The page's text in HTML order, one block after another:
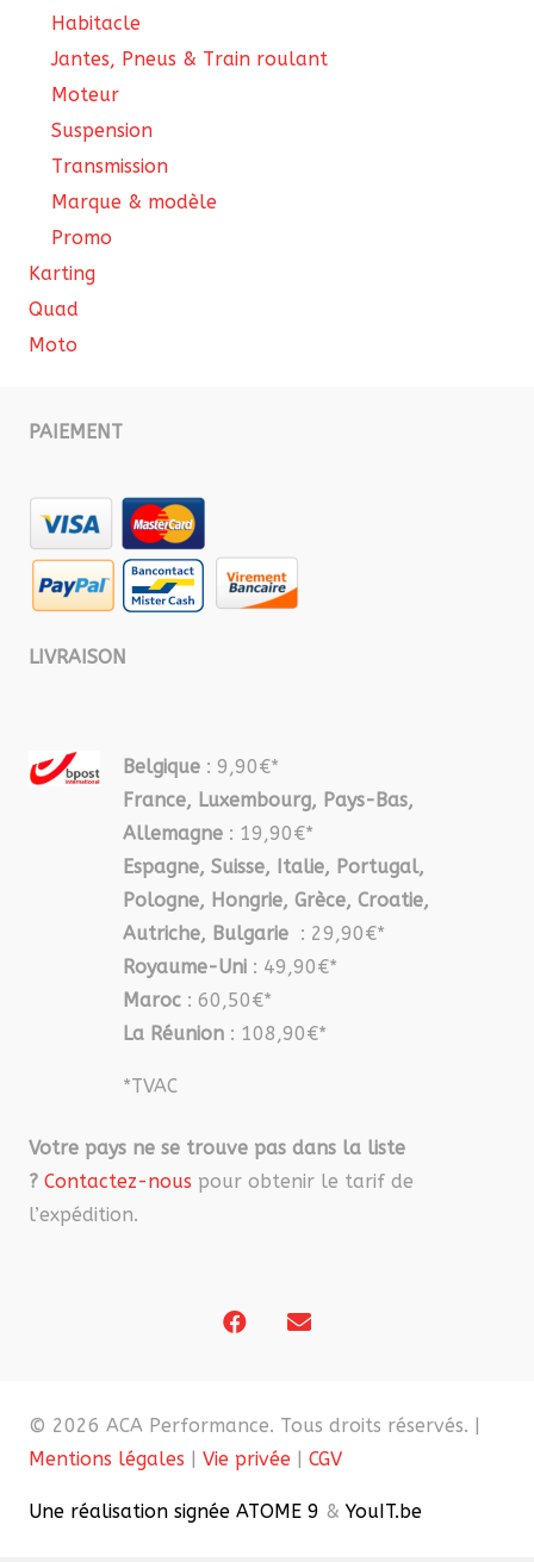
Habitacle
Jantes, Pneus & Train roulant
Moteur
Suspension
Transmission
Marque & modèle
Promo
Karting
Quad
Moto
PAIEMENT
LIVRAISON
Belgique : 9,90€*
France, Luxembourg, Pays-Bas,
Allemagne : 19,90€*
Espagne, Suisse, Italie, Portugal,
Pologne, Hongrie, Grèce, Croatie,
Autriche, Bulgarie : 29,90€*
Royaume-Uni : 49,90€*
Maroc : 60,50€*
La Réunion : 108,90€*
*TVAC
Votre pays ne se trouve pas dans la liste
? Contactez-nous pour obtenir le tarif de
l’expédition.
© 2026 ACA Performance. Tous droits réservés. |
Mentions légales | Vie privée | CGV
Une réalisation signée ATOME 9 & YouIT.be